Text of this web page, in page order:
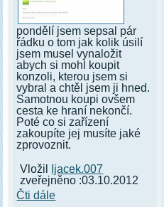
pondělí jsem sepsal pár
řádku o tom jak kolik úsilí
jsem musel vynaložit
abych si mohl koupit
konzoli, kterou jsem si
vybral a chtěl jsem ji hned.
Samotnou koupi ovšem
cesta ke hraní nekončí.
Poté co si zařízení
zakoupíte jej musíte jaké
zprovoznit.
Vložil
Ijacek.007
zveřejněno :03.10.2012
Čti dále